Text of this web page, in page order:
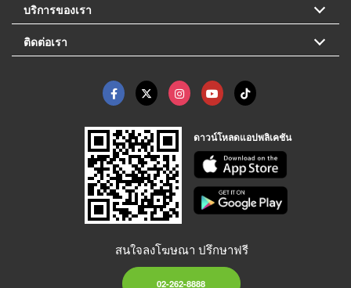
บริการของเรา
ติดต่อเรา
ดาวน์โหลดแอปพลิเคชัน
สนใจลงโฆษณา ปรึกษาฟรี
02-262-8888